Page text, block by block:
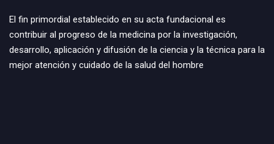
El fin primordial establecido en su acta fundacional es
contribuir al progreso de la medicina por la investigación,
desarrollo, aplicación y difusión de la ciencia y la técnica para la
mejor atención y cuidado de la salud del hombre